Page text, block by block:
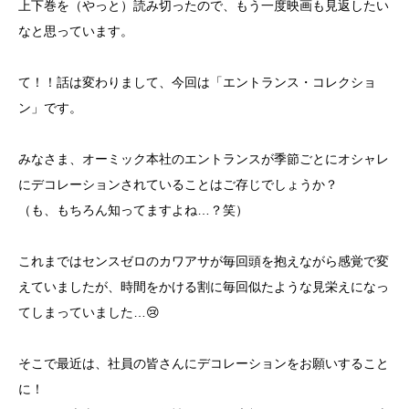
上下巻を（やっと）読み切ったので、もう一度映画も見返したい
なと思っています。
て！！話は変わりまして、今回は「エントランス・コレクショ
ン」です。
みなさま、オーミック本社のエントランスが季節ごとにオシャレ
にデコレーションされていることはご存じでしょうか？
（も、もちろん知ってますよね…？笑）
これまではセンスゼロのカワアサが毎回頭を抱えながら感覚で変
えていましたが、時間をかける割に毎回似たような見栄えになっ
てしまっていました…😢
そこで最近は、社員の皆さんにデコレーションをお願いすること
に！